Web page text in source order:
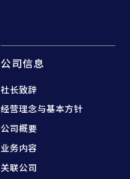
公司信息
社长致辞
经营理念与基本方针
公司概要
业务内容
关联公司